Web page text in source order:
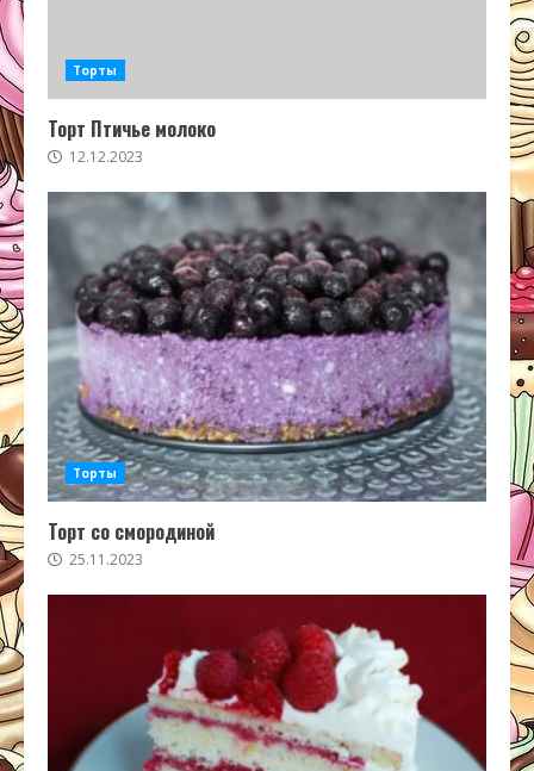
Торты
Торт Птичье молоко
12.12.2023
Торты
Торт со смородиной
25.11.2023